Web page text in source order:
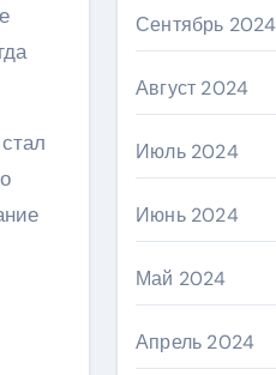
Сентябрь 2024
Август 2024
Июль 2024
Июнь 2024
Май 2024
Апрель 2024